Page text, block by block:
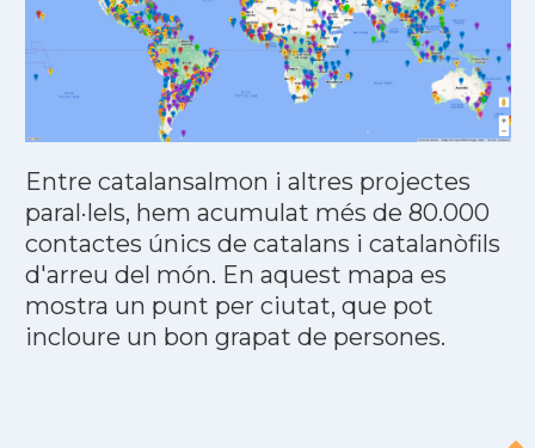
Entre catalansalmon i altres projectes
paral·lels, hem acumulat més de 80.000
contactes únics de catalans i catalanòfils
d'arreu del món. En aquest mapa es
mostra un punt per ciutat, que pot
incloure un bon grapat de persones.